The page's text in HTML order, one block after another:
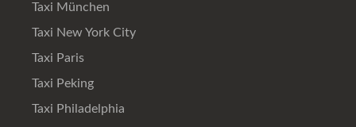
Taxi München
Taxi New York City
Taxi Paris
Taxi Peking
Taxi Philadelphia